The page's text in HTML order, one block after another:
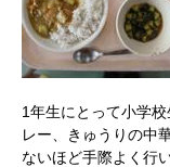
1年生にとって小学
レー、きゅうりの中
ないほど手際よく行